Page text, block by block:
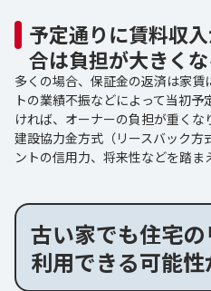
予定通りに賃料収
合は負担が大きく
多くの場合、保証金の返済は家賃
トの業績不振などによって当初
ければ、オーナーの負担が重くな
建設協力金方式（リースバック方
ントの信用力、将来性などを踏ま
古い家でも住宅
利用できる可能性